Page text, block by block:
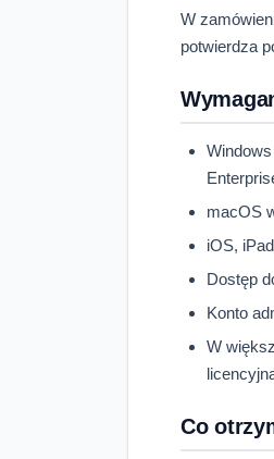
W
potwierdza
macOS
iOS,
Dostęp
Konto
W
Co